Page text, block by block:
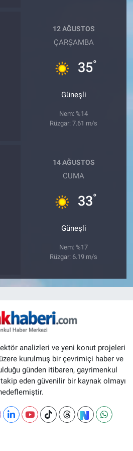
12 AĞUSTOS
ÇARŞAMBA
35°
Güneşli
Nem: %14
Rüzgar: 7.61 m/s
14 AĞUSTOS
CUMA
33°
Güneşli
Nem: %17
Rüzgar: 6.19 m/s
analizleri ve yeni konut projeleri
kurulmuş bir çevrimiçi haber ve
günden itibaren, gayrimenkul
eden güvenilir bir kaynak olmayı